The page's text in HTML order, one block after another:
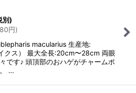
別)
円)
macularius 生産地:
クス） 最大全長:20cm〜28cm 両眼
です♪ 頭頂部のおハゲがチャームポ
…